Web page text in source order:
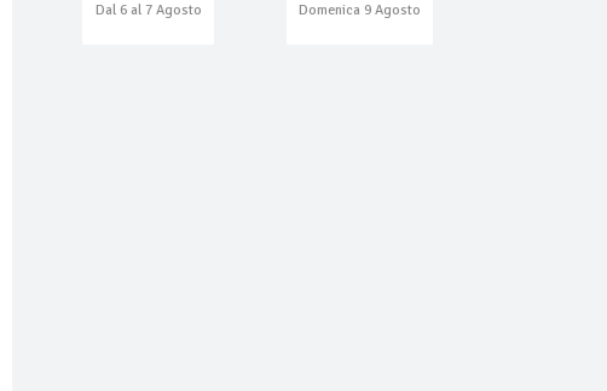
Dal 6 al 7 Agosto
Domenica 9 Agosto